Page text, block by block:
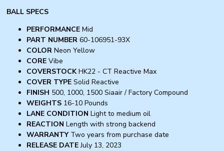
BALL SPECS
PERFORMANCE Mid
PART NUMBER 60-106951-93X
COLOR Neon Yellow
CORE Vibe
COVERSTOCKHK22 - CT Reactive Max
COVER TYPE Solid Reactive
FINISH 500, 1000, 1500 Siaair / Factory Compound
WEIGHTS 16-10 Pounds
LANE CONDITION Light to medium oil
REACTION Length with strong backend
WARRANTYTwo years from purchase date
RELEASE DATEJuly 13, 2023